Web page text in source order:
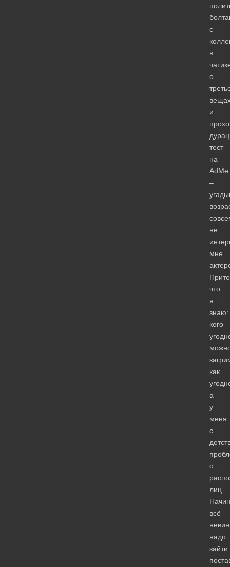
с
в
о
и
тест
на
AdMe
–
не
мне
что
я
знаю:
кого
как
а
у
меня
с
с
лиц.
всё
надо
зайти